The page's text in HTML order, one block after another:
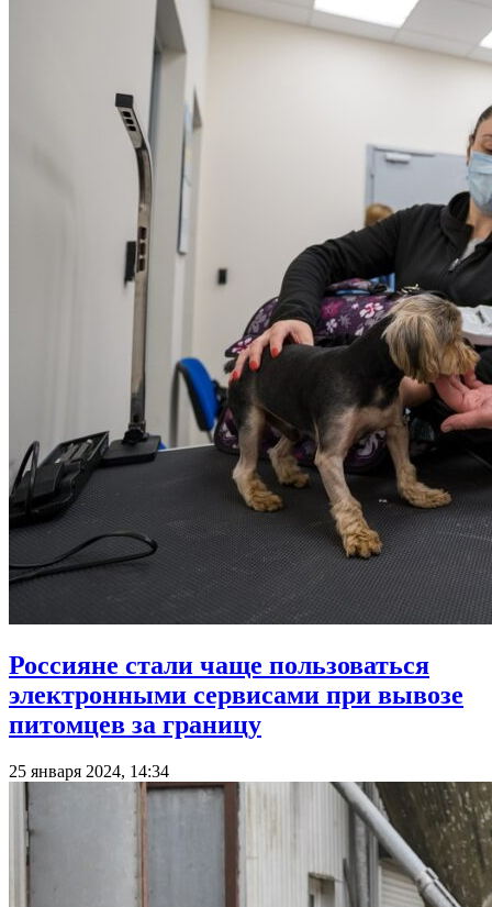
Россияне стали чаще пользоваться
электронными сервисами при вывозе
питомцев за границу
25 января 2024, 14:34